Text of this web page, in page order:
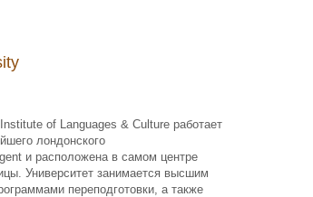
Institute of Languages & Culture работает
лондонского
и расположена в самом центре
Университет занимается высшим
переподготовки, а также